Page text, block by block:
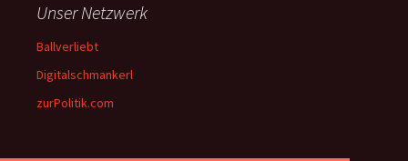
Unser Netzwerk
Ballverliebt
Digitalschmankerl
zurPolitik.com